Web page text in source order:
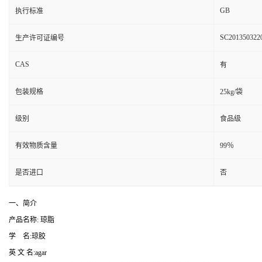
执行标准 GB
生产许可证编号
CAS 有
包装规格 25kg/袋
级别 食品级
有效物质含量 99％
是否进口 否
一、简介
产品名称: 琼脂
学 名:琼胶
英 文 名:agar